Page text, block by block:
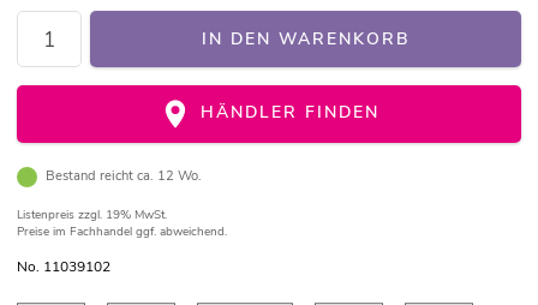
IN DEN WARENKORB
HÄNDLER FINDEN
Bestand reicht ca. 12 Wo.
Listenpreis zzgl. 19% MwSt.
Preise im Fachhandel ggf. abweichend.
No. 11039102